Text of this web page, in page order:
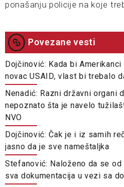
ponašanju policije na koje
Povezane vesti
Dojčinović: Kada bi
novac USAID, vlast bi trebalo
Nenadić: Razni državni organi
nepoznato šta je navelo
NVO
Dojčinović: Čak je i iz samih
jasno da je sve nameštaljka
Stefanović: Naloženo da se
sva dokumentacija u vezi sa